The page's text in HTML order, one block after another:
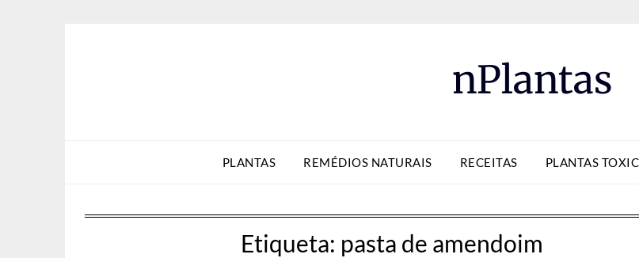
nPlantas
PLANTAS REMÉDIOS NATURAIS RECEITAS PLANTAS
Etiqueta: pasta de amendoim